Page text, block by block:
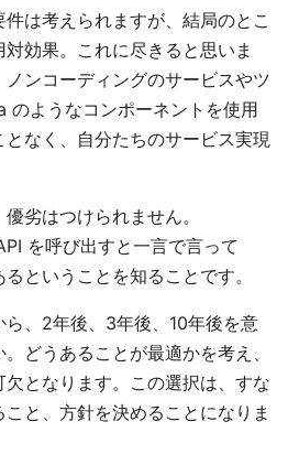
は考えられますが、結局のとこ
効果。これに尽きると思いま
ンコーディングのサービスやツ
のようなコンポーネントを使用
となく、自分たちのサービス実現
劣はつけられません。
を呼び出すと一言で言って
ということを知ることです。
、2年後、3年後、10年後を意
どうあることが最適かを考え、
となります。この選択は、すな
と、方針を決めることになりま